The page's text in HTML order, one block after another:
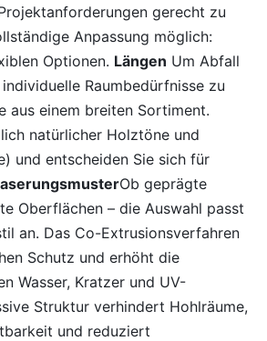
gerecht zu
Anpassung möglich:
Optionen. Längen Um Abfall
Raumbedürfnisse zu
aus einem breiten Sortiment.
natürlicher Holztöne und
und entscheiden Sie sich für
Ob geprägte
Oberflächen – die Auswahl passt
an. Das Co-Extrusionsverfahren
Schutz und erhöht die
Wasser, Kratzer und UV-
Struktur verhindert Hohlräume,
und reduziert